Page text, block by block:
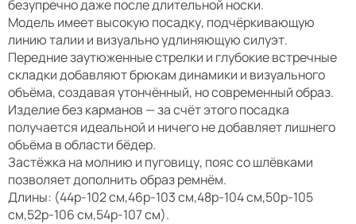
безупречно даже после длительной носки.
Модель имеет высокую посадку, подчёркивающую
линию талии и визуально удлиняющую силуэт.
Передние заутюженные стрелки и глубокие встречные
складки добавляют брюкам динамики и визуального
объёма, создавая утончённый, но современный образ.
Изделие без карманов — за счёт этого посадка
получается идеальной и ничего не добавляет лишнего
объёма в области бёдер.
Застёжка на молнию и пуговицу, пояс со шлёвками
позволяет дополнить образ ремнём.
Длины: (44р-102 см,46р-103 см,48р-104 см,50р-105
см,52р-106 см,54р-107 см).